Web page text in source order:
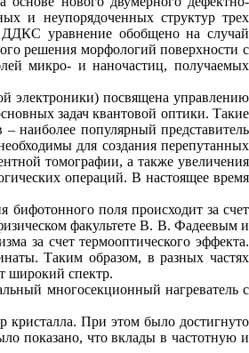
и неупорядоченных структур трех
ДДКС уравнение обобщено на случай
решения морфологий поверхности с
микро- и наночастиц, получаемых
электроники) посвящена управлению
задач квантовой оптики. Такие
наиболее популярный представитель
для создания перепутанных
томографии, а также увеличения
операций. В настоящее время
поля происходит за счет
факультете В. В. Фадеевым и
за счет термооптического эффекта.
Таким образом, в разных частях
широкий спектр.
многосекционный нагреватель с
кристалла. При этом было достигнуто
показано, что вклады в частотную и